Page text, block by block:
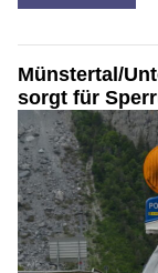
Münstertal/
sorgt für